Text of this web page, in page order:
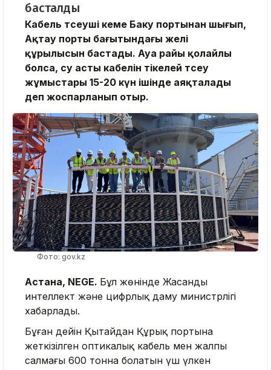
басталды
Кабель төсеуші кеме Баку портынан шығып,
Ақтау порты бағытындағы желі
құрылысын бастады. Ауа райы қолайлы
болса, су асты кабелін тікелей төсеу
жұмыстары 15-20 күн ішінде аяқталады
деп жоспарланып отыр.
Фото: gov.kz
Астана, NEGE. Бұл жөнінде Жасанды
интеллект және цифрлық даму министрлігі
хабарлады.
Бұған дейін Қытайдан Құрық портына
жеткізілген оптикалық кабель мен жалпы
салмағы 600 тонна болатын үш үлкен